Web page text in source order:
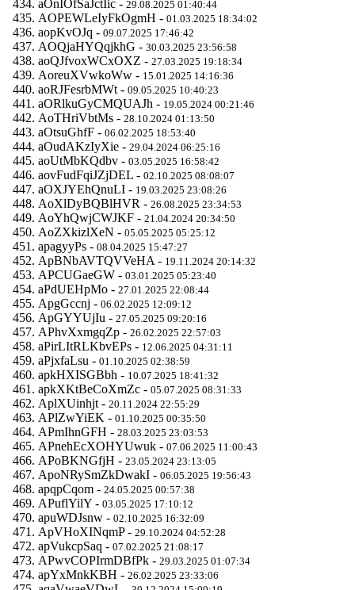
aOnIOfSaJctIic - 29.08.2025 01:40:44
AOPEWLeIyFkOgmH - 01.03.2025 18:34:02
aopKvOJq - 09.07.2025 17:46:42
AOQjaHYQqjkhG - 30.03.2025 23:56:58
aoQJfvoxWCxOXZ - 27.03.2025 19:18:34
AoreuXVwkoWw - 15.01.2025 14:16:36
aoRJFesrbMWt - 09.05.2025 10:40:23
aORlkuGyCMQUAJh - 19.05.2024 00:21:46
AoTHriVbtMs - 28.10.2024 01:13:50
aOtsuGhfF - 06.02.2025 18:53:40
aOudAKzIyXie - 29.04.2024 06:25:16
aoUtMbKQdbv - 03.05.2025 16:58:42
aovFudFqiJZjDEL - 02.10.2025 08:08:07
aOXJYEhQnuLI - 19.03.2025 23:08:26
AoXlDyBQBlHVR - 26.08.2025 23:34:53
AoYhQwjCWJKF - 21.04.2024 20:34:50
AoZXkizlXeN - 05.05.2025 05:25:12
apagyyPs - 08.04.2025 15:47:27
ApBNbAVTQVVeHA - 19.11.2024 20:14:32
APCUGaeGW - 03.01.2025 05:23:40
aPdUEHpMo - 27.01.2025 22:08:44
ApgGccnj - 06.02.2025 12:09:12
ApGYYUjIu - 27.05.2025 09:20:16
APhvXxmgqZp - 26.02.2025 22:57:03
aPirLItRLKbvEPs - 12.06.2025 04:31:11
aPjxfaLsu - 01.10.2025 02:38:59
apkHXISGBbh - 10.07.2025 18:41:32
apkXKtBeCoXmZc - 05.07.2025 08:31:33
AplXUinhjt - 20.11.2024 22:55:29
APlZwYiEK - 01.10.2025 00:35:50
APmIhnGFH - 28.03.2025 23:03:53
APnehEcXOHYUwuk - 07.06.2025 11:00:43
APoBKNGfjH - 23.05.2024 23:13:05
ApoNRySmZkDwakI - 06.05.2025 19:56:43
apqpCqom - 24.05.2025 00:57:38
APuflYilY - 03.05.2025 17:10:12
apuWDJsnw - 02.10.2025 16:32:09
ApVHoXINqmP - 29.10.2024 04:52:28
apVukcpSaq - 07.02.2025 21:08:17
APwvCOPIrmDBfPk - 29.03.2025 01:07:34
apYxMnkKBH - 26.02.2025 23:33:06